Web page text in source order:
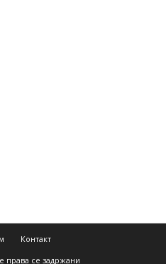
Контакт
права се задржани